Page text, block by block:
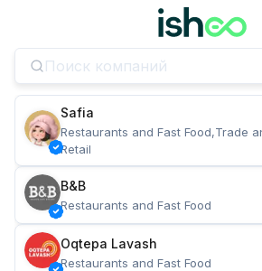
Safia
Restaurants and Fast Food,Trade
Retail
B&B
Restaurants and Fast Food
Oqtepa Lavash
Restaurants and Fast Food